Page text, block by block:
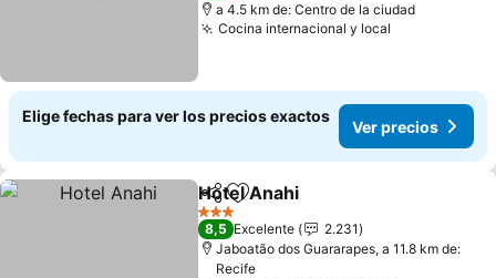
a 4.5 km de: Centro de la ciudad
Cocina internacional y local
Elige fechas para ver los precios exactos
Ver precios
CompartirAgregar a favoritos
Hotel Anahi
3 Estrellas
8,5 Excelente
2.231
Jaboatão dos Guararapes, a 11.8 km de:
Recife